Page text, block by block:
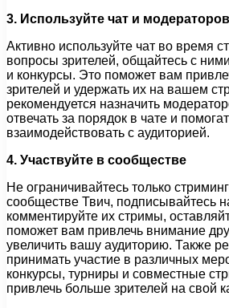
3. Используйте чат и модераторов
Активно используйте чат во время
вопросы зрителей, общайтесь с
и конкурсы. Это поможет вам
зрителей и удержать их на вашем
рекомендуется назначить
отвечать за порядок в чате и
взаимодействовать с аудиторией.
4. Участвуйте в сообществе
Не ограничивайтесь только
сообществе Твич, подписывайтесь
комментируйте их стримы,
поможет вам привлечь внимание
увеличить вашу аудиторию. Также
принимать участие в различных
конкурсы, турниры и совместные
привлечь больше зрителей на свой